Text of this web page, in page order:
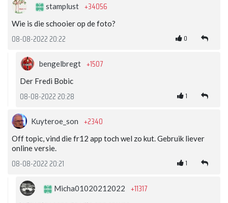
stamplust +34056
Wie is die schooier op de foto?
08-08-2022 20:22 0
bengelbregt +1507
Der Fredi Bobic
08-08-2022 20:28 1
Kuyteroe_son +2340
Off topic, vind die fr12 app toch wel zo kut. Gebruik liever
online versie.
08-08-2022 20:21 1
Micha01020212022 +11317